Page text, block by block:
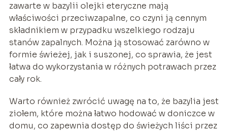
zawarte w bazylii olejki eteryczne mają
właściwości przeciwzapalne, co czyni ją cennym
składnikiem w przypadku wszelkiego rodzaju
stanów zapalnych. Można ją stosować zarówno w
formie świeżej, jak i suszonej, co sprawia, że jest
łatwa do wykorzystania w różnych potrawach przez
cały rok.
Warto również zwrócić uwagę na to, że bazylia jest
ziołem, które można łatwo hodować w doniczce w
domu, co zapewnia dostęp do świeżych liści przez